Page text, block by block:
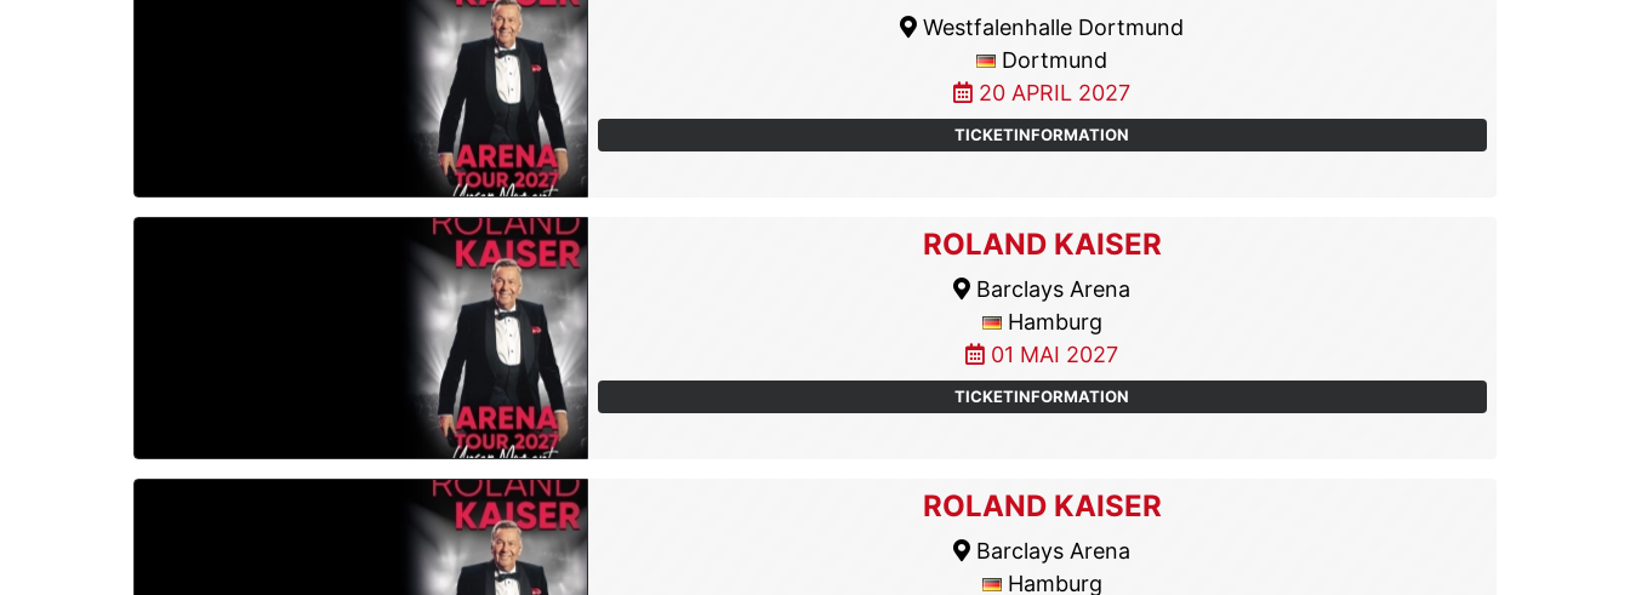
Westfalenhalle Dortmund
Dortmund
20 APRIL 2027
TICKETINFORMATION
ROLAND KAISER
Barclays Arena
Hamburg
01 MAI 2027
TICKETINFORMATION
ROLAND KAISER
Barclays Arena
Hamburg